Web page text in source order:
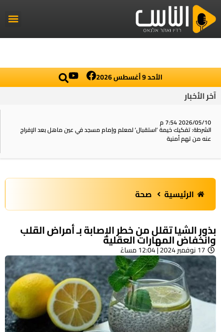
الأحد 9 أغسطس 2026
آخر الأخبار
2026/05/10 7:54 م
الشرطة: تفكيك خيمة ‘استقبال‘ لمعلم وإمام مسجد في عين ماهل بعد الإفراج
عنه من تهم أمنية
الرئيسية صحة
بذور الشيا تقلل من خطر الإصابة بـ أمراض القلب
وانخفاض المهارات العقلية
17 نوفمبر 2024 | 12:04 مساءً